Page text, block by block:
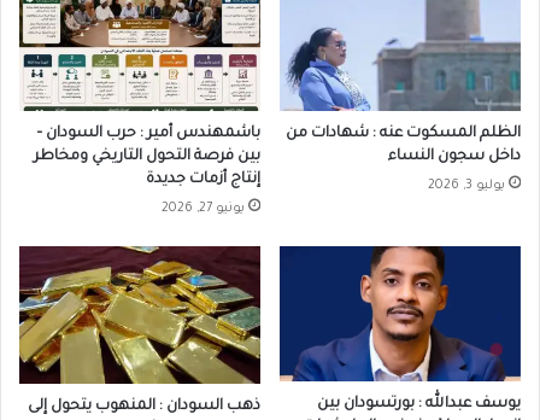
الظلم المسكوت عنه : شهادات من
داخل سجون النساء
يوليو 3, 2026
باشمهندس أمير : حرب السودان –
بين فرصة التحول التاريخي ومخاطر
إنتاج أزمات جديدة
يونيو 27, 2026
يوسف عبدالله : بورتسودان بين
ذهب السودان : المنهوب يتحول إلى